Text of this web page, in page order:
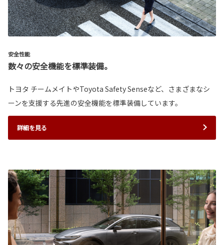
安全性能
数々の安全機能を標準装備。
トヨタ チームメイトやToyota Safety Senseなど、さまざまなシ
ーンを支援する先進の安全機能を標準装備しています。
詳細を見る